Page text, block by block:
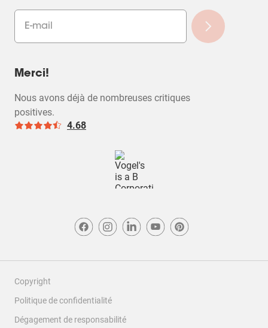
Merci!
Nous avons déjà de nombreuses critiques
positives.
4.68
Copyright
Politique de confidentialité
Dégagement de responsabilité